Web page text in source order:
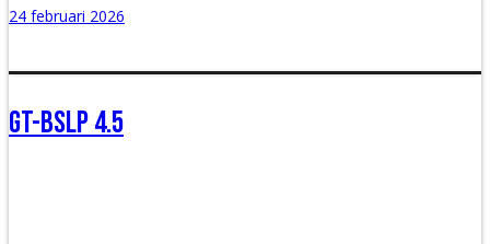
24 februari 2026
GT-BSLP 4.5